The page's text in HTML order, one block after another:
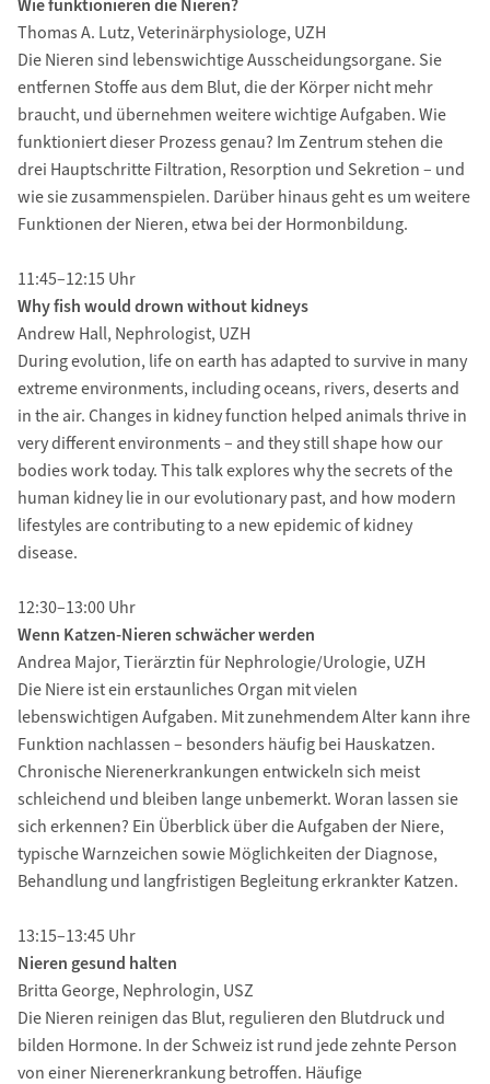
Wie funktionieren die Nieren?
Thomas A. Lutz, Veterinärphysiologe, UZH
Die Nieren sind lebenswichtige Ausscheidungsorgane. Sie
entfernen Stoffe aus dem Blut, die der Körper nicht mehr
braucht, und übernehmen weitere wichtige Aufgaben. Wie
funktioniert dieser Prozess genau? Im Zentrum stehen die
drei Hauptschritte Filtration, Resorption und Sekretion – und
wie sie zusammenspielen. Darüber hinaus geht es um weitere
Funktionen der Nieren, etwa bei der Hormonbildung.
11:45–12:15 Uhr
Why fish would drown without kidneys
Andrew Hall, Nephrologist, UZH
During evolution, life on earth has adapted to survive in many
extreme environments, including oceans, rivers, deserts and
in the air. Changes in kidney function helped animals thrive in
very different environments – and they still shape how our
bodies work today. This talk explores why the secrets of the
human kidney lie in our evolutionary past, and how modern
lifestyles are contributing to a new epidemic of kidney
disease.
12:30–13:00 Uhr
Wenn Katzen-Nieren schwächer werden
Andrea Major, Tierärztin für Nephrologie/Urologie, UZH
Die Niere ist ein erstaunliches Organ mit vielen
lebenswichtigen Aufgaben. Mit zunehmendem Alter kann ihre
Funktion nachlassen – besonders häufig bei Hauskatzen.
Chronische Nierenerkrankungen entwickeln sich meist
schleichend und bleiben lange unbemerkt. Woran lassen sie
sich erkennen? Ein Überblick über die Aufgaben der Niere,
typische Warnzeichen sowie Möglichkeiten der Diagnose,
Behandlung und langfristigen Begleitung erkrankter Katzen.
13:15–13:45 Uhr
Nieren gesund halten
Britta George, Nephrologin, USZ
Die Nieren reinigen das Blut, regulieren den Blutdruck und
bilden Hormone. In der Schweiz ist rund jede zehnte Person
von einer Nierenerkrankung betroffen. Häufige